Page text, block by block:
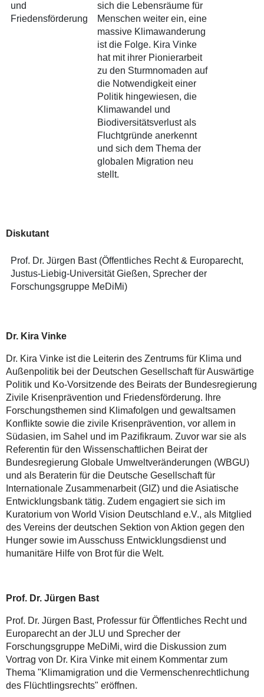
und
Friedensförderung
sich die Lebensräume für
Menschen weiter ein, eine
massive Klimawanderung
ist die Folge. Kira Vinke
hat mit ihrer Pionierarbeit
zu den Sturmnomaden auf
die Notwendigkeit einer
Politik hingewiesen, die
Klimawandel und
Biodiversitätsverlust als
Fluchtgründe anerkennt
und sich dem Thema der
globalen Migration neu
stellt.
Diskutant
Prof. Dr. Jürgen Bast (Öffentliches Recht & Europarecht,
Justus-Liebig-Universität Gießen, Sprecher der
Forschungsgruppe MeDiMi)
Dr. Kira Vinke
Dr. Kira Vinke ist die Leiterin des Zentrums für Klima und
Außenpolitik bei der Deutschen Gesellschaft für Auswärtige
Politik und Ko-Vorsitzende des Beirats der Bundesregierung
Zivile Krisenprävention und Friedensförderung. Ihre
Forschungsthemen sind Klimafolgen und gewaltsamen
Konflikte sowie die zivile Krisenprävention, vor allem in
Südasien, im Sahel und im Pazifikraum. Zuvor war sie als
Referentin für den Wissenschaftlichen Beirat der
Bundesregierung Globale Umweltveränderungen (WBGU)
und als Beraterin für die Deutsche Gesellschaft für
Internationale Zusammenarbeit (GIZ) und die Asiatische
Entwicklungsbank tätig. Zudem engagiert sie sich im
Kuratorium von World Vision Deutschland e.V., als Mitglied
des Vereins der deutschen Sektion von Aktion gegen den
Hunger sowie im Ausschuss Entwicklungsdienst und
humanitäre Hilfe von Brot für die Welt.
Prof. Dr. Jürgen Bast
Prof. Dr. Jürgen Bast, Professur für Öffentliches Recht und
Europarecht an der JLU und Sprecher der
Forschungsgruppe MeDiMi, wird die Diskussion zum
Vortrag von Dr. Kira Vinke mit einem Kommentar zum
Thema "Klimamigration und die Vermenschenrechtlichung
des Flüchtlingsrechts" eröffnen.